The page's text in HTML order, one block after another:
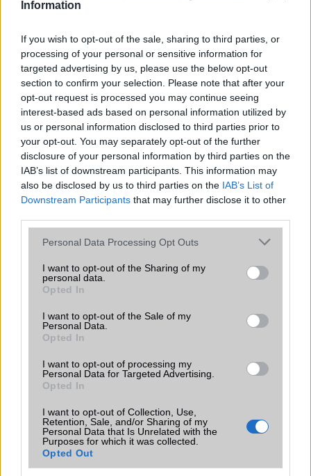
Information
If you wish to opt-out of the sale, sharing to third parties, or
processing of your personal or sensitive information for
targeted advertising by us, please use the below opt-out
section to confirm your selection. Please note that after your
opt-out request is processed you may continue seeing
interest-based ads based on personal information utilized by
us or personal information disclosed to third parties prior to
your opt-out. You may separately opt-out of the further
disclosure of your personal information by third parties on the
IAB’s list of downstream participants. This information may
also be disclosed by us to third parties on the IAB’s List of
Downstream Participants that may further disclose it to other
Please note that this website/app uses one or more Google
not limited to your visit or usage behaviour. You may click to
grant or deny consent to Google and its third-party tags to
use your data for below specified purposes in below Google
consent section.
Personal Data Processing Opt Outs
I want to opt-out of the Sharing of my
personal data.
Opted In
I want to opt-out of the Sale of my
Personal Data.
Opted In
I want to opt-out of processing my
Personal Data for Targeted Advertising.
Opted In
I want to opt-out of Collection, Use,
Retention, Sale, and/or Sharing of my
Personal Data that Is Unrelated with the
Purposes for which it was collected.
Opted Out
Készenléti idő h /
Cserélhetőség
Az akkumulátor nem vehetõ ki!
Beszélgetési idő h /
Gyorstöltés
Gyorstöltésre alkalmas
ALKALMAZÁSOK ÉS ÉRZÉKELŐK
Java Nincs
Flash/Ujjlenyomat olvasó Fingerprint sensor
SNS integráció alap szolgáltatás
Office alkalmazások
DV = Document viewer (Word,
Iránytũ ecompass
Extrák
EGYÉB
SIM típus nanoSIM
SIM-ek száma